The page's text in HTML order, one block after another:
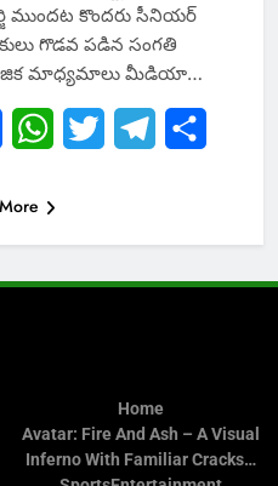
ముందట కొందరు సీనియర్
గొడవ పడిన సంగతి
మాధ్యమాలు మీడియా…
FacebookWhatsApp
Twitter Telegram
Home
Avatar: Fire And Ash – A Visual
Inferno With Familiar Cracks…